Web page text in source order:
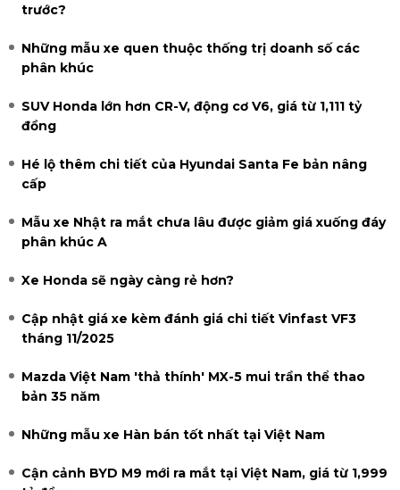
trước?
Những mẫu xe quen thuộc thống trị doanh số các
phân khúc
SUV Honda lớn hơn CR-V, động cơ V6, giá từ 1,111 tỷ
đồng
Hé lộ thêm chi tiết của Hyundai Santa Fe bản nâng
cấp
Mẫu xe Nhật ra mắt chưa lâu được giảm giá xuống đáy
phân khúc A
Xe Honda sẽ ngày càng rẻ hơn?
Cập nhật giá xe kèm đánh giá chi tiết Vinfast VF3
tháng 11/2025
Mazda Việt Nam 'thả thính' MX-5 mui trần thể thao
bản 35 năm
Những mẫu xe Hàn bán tốt nhất tại Việt Nam
Cận cảnh BYD M9 mới ra mắt tại Việt Nam, giá từ 1,999